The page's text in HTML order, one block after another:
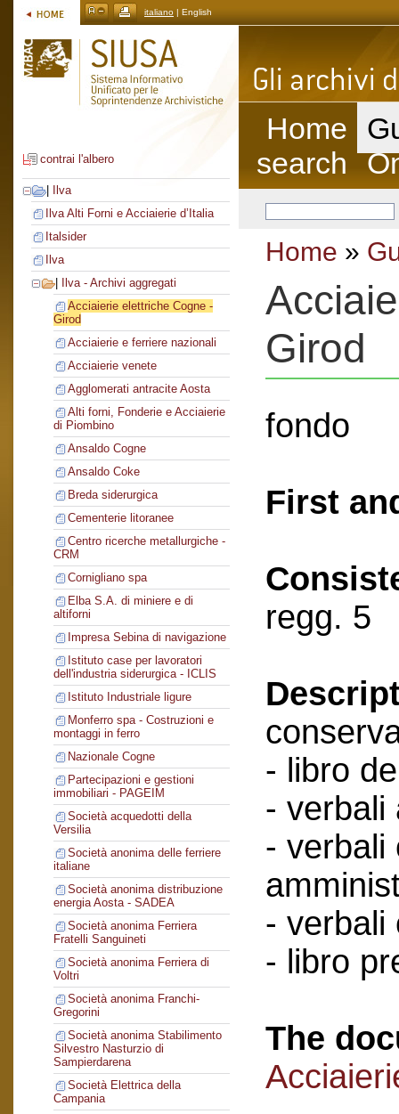
italiano | English
contrai l'albero
Ilva
Ilva Alti Forni e Acciaierie d’Italia
Italsider
Ilva
Ilva - Archivi aggregati
Acciaierie elettriche Cogne -
Girod
Acciaierie e ferriere nazionali
Acciaierie venete
Agglomerati antracite Aosta
Alti forni, Fonderie e Acciaierie
di Piombino
Ansaldo Cogne
Ansaldo Coke
Breda siderurgica
Cementerie litoranee
Centro ricerche metallurgiche -
CRM
Cornigliano spa
Elba S.A. di miniere e di
altiforni
Impresa Sebina di navigazione
Istituto case per lavoratori
dell'industria siderurgica - ICLIS
Istituto Industriale ligure
Monferro spa - Costruzioni e
montaggi in ferro
Nazionale Cogne
Partecipazioni e gestioni
immobiliari - PAGEIM
Società acquedotti della
Versilia
Società anonima delle ferriere
italiane
Società anonima distribuzione
energia Aosta - SADEA
Società anonima Ferriera
Fratelli Sanguineti
Società anonima Ferriera di
Voltri
Società anonima Franchi-
Gregorini
Società anonima Stabilimento
Silvestro Nasturzio di
Sampierdarena
Società Elettrica della
Campania
Home
search
Home »
Girod
fondo
First
regg. 5
- libro
- verbali
- verbali
- verbali
- libro
The